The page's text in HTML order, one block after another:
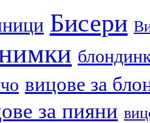
Бисери
вицове за
за пияни